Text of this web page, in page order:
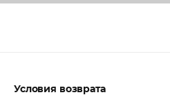
Условия возврата